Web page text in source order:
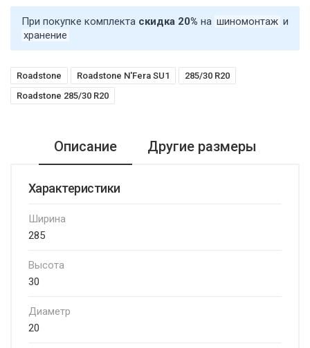
При покупке комплекта скидка 20% на шиномонтаж и
хранение
Roadstone Roadstone N'Fera SU1
285/30 R20
Roadstone 285/30 R20
Описание Другие размеры
Характеристики
Ширина
285
Высота
30
Диаметр
20